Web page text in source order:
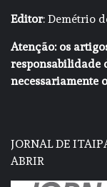
Editor: Demétrio
Atenção: os
responsabilidade
necessariamente
JORNAL DE
ABRIR